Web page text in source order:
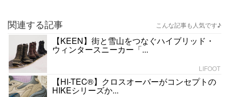
関連する記事 こんな記事も人気です♪
【KEEN】街と雪山をつなぐハイブリッド・
ウィンタースニーカー「...
LIFOOT
【HI-TEC®】クロスオーバーがコンセプトの
HIKEシリーズか...